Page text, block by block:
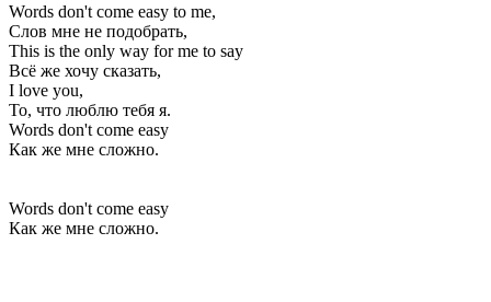
Words don't come easy to me,
Слов мне не подобрать,
This is the only way for me to say
Всё же хочу сказать,
I love you,
То, что люблю тебя я.
Words don't come easy
Как же мне сложно.
Words don't come easy
Как же мне сложно.